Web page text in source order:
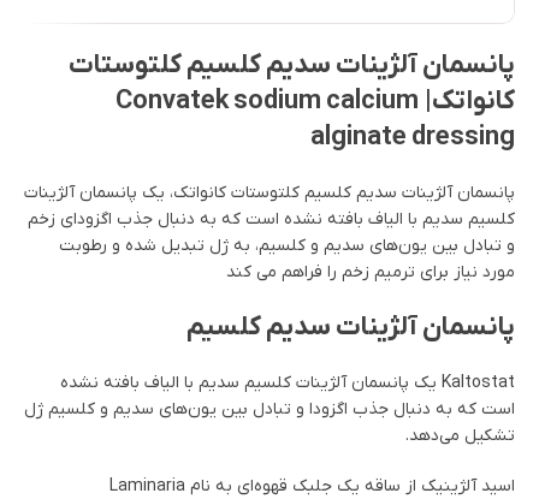
پانسمان آلژینات سدیم کلسیم کلتوستات
کانواتک| Convatek sodium calcium
alginate dressing
پانسمان آلژینات سدیم کلسیم کلتوستات کانواتک، یک پانسمان آلژینات
کلسیم سدیم با الیاف بافته نشده است که به دنبال جذب اگزودای زخم
و تبادل بین یون‌های سدیم و کلسیم، به ژل تبدیل شده و رطوبت
مورد نیاز برای ترمیم زخم را فراهم می کند
پانسمان آلژینات سدیم کلسیم
Kaltostat یک پانسمان آلژینات کلسیم سدیم با الیاف بافته نشده
است که به دنبال جذب اگزودا و تبادل بین یون‌های سدیم و کلسیم ژل
تشکیل می‌دهد.
اسید آلژینیک از ساقه یک جلبک قهوه‌ای به نام Laminaria